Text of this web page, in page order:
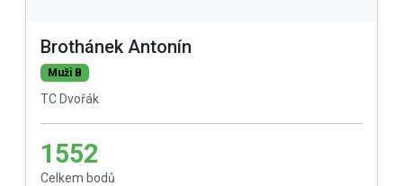
Brothánek Antonín
Muži B
TC Dvořák
1552
Celkem bodů